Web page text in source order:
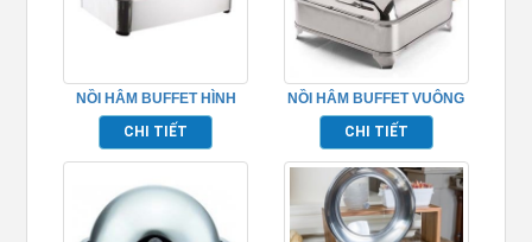
NỒI HÂM BUFFET HÌNH
CHỮ NHẬT NẮP ĐỒNG
TPLH-006
CHI TIẾT
NỒI HÂM BUFFET VUÔNG
NẮP KÍNH TP697009
CHI TIẾT